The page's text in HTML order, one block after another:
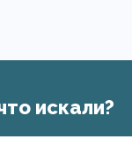
искали?